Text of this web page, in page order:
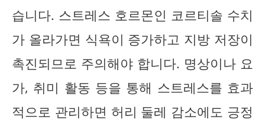
습니다. 스트레스 호르몬인 코르티솔 수치
가 올라가면 식욕이 증가하고 지방 저장이
촉진되므로 주의해야 합니다. 명상이나 요
가, 취미 활동 등을 통해 스트레스를 효과
적으로 관리하면 허리 둘레 감소에도 긍정